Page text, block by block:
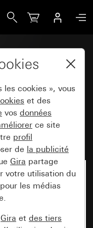
poussoir à bascule
à
bouton-
pôle
les cookies », vous
et des
vos données
ce site
profil
de la publicité
Gira partage
votre utilisation du
les médias
Gira et des tiers